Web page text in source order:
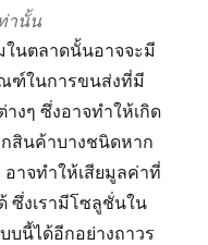
านั้น
ในตลาดนั้นอาจจะมี
ฑ์ในการขนส่งที่มี
งๆ ซึ่งอาจทำให้เกิด
กสินค้าบางชนิดหาก
อาจทำให้เสียมูลค่าที่
ซึ่งเรามีโซลูชั่นใน
บนี้ได้อีกอย่างถาวร